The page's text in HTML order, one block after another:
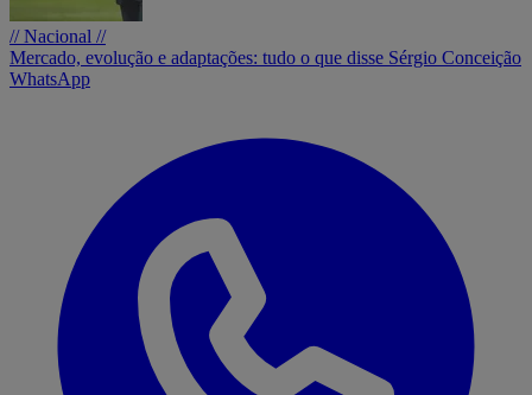
// Nacional //
Mercado, evolução e adaptações: tudo o que disse Sérgio Conceição
WhatsApp